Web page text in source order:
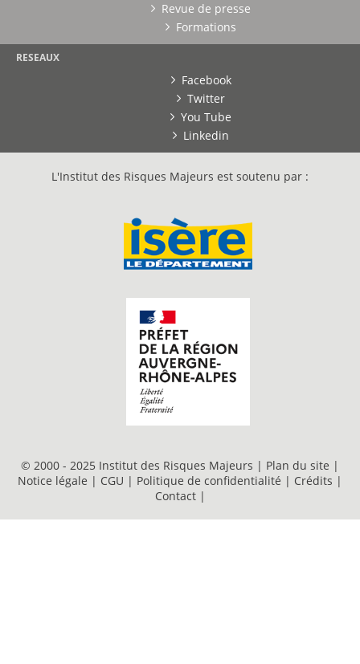
Revue de presse
Formations
RESEAUX
Facebook
Twitter
You Tube
Linkedin
L'Institut des Risques Majeurs est soutenu par :
© 2000 - 2025 Institut des Risques Majeurs | Plan du site |
Notice légale | CGU | Politique de confidentialité | Crédits |
Contact |